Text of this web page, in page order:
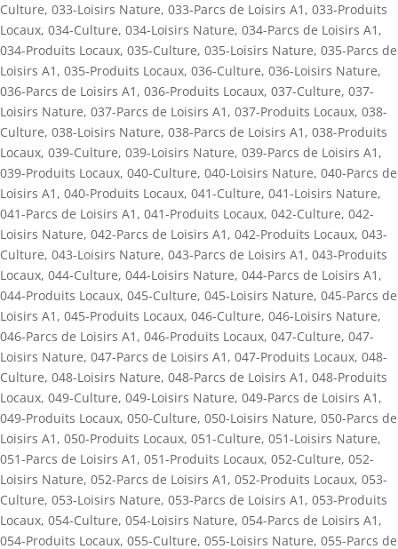
Culture, 033-Loisirs Nature, 033-Parcs de Loisirs A1 , 033-Produits
Locaux, 034-Culture, 034-Loisirs Nature, 034-Parcs de Loisirs A1 ,
034-Produits Locaux, 035-Culture, 035-Loisirs Nature, 035-Parcs de
Loisirs A1 , 035-Produits Locaux, 036-Culture, 036-Loisirs Nature,
036-Parcs de Loisirs A1 , 036-Produits Locaux, 037-Culture, 037-
Loisirs Nature, 037-Parcs de Loisirs A1 , 037-Produits Locaux, 038-
Culture, 038-Loisirs Nature, 038-Parcs de Loisirs A1 , 038-Produits
Locaux, 039-Culture, 039-Loisirs Nature, 039-Parcs de Loisirs A1 ,
039-Produits Locaux, 040-Culture, 040-Loisirs Nature, 040-Parcs de
Loisirs A1 , 040-Produits Locaux, 041-Culture, 041-Loisirs Nature,
041-Parcs de Loisirs A1 , 041-Produits Locaux, 042-Culture, 042-
Loisirs Nature, 042-Parcs de Loisirs A1 , 042-Produits Locaux, 043-
Culture, 043-Loisirs Nature, 043-Parcs de Loisirs A1 , 043-Produits
Locaux, 044-Culture, 044-Loisirs Nature, 044-Parcs de Loisirs A1 ,
044-Produits Locaux, 045-Culture, 045-Loisirs Nature, 045-Parcs de
Loisirs A1 , 045-Produits Locaux, 046-Culture, 046-Loisirs Nature,
046-Parcs de Loisirs A1 , 046-Produits Locaux, 047-Culture, 047-
Loisirs Nature, 047-Parcs de Loisirs A1 , 047-Produits Locaux, 048-
Culture, 048-Loisirs Nature, 048-Parcs de Loisirs A1 , 048-Produits
Locaux, 049-Culture, 049-Loisirs Nature, 049-Parcs de Loisirs A1 ,
049-Produits Locaux, 050-Culture, 050-Loisirs Nature, 050-Parcs de
Loisirs A1 , 050-Produits Locaux, 051-Culture, 051-Loisirs Nature,
051-Parcs de Loisirs A1 , 051-Produits Locaux, 052-Culture, 052-
Loisirs Nature, 052-Parcs de Loisirs A1 , 052-Produits Locaux, 053-
Culture, 053-Loisirs Nature, 053-Parcs de Loisirs A1 , 053-Produits
Locaux, 054-Culture, 054-Loisirs Nature, 054-Parcs de Loisirs A1 ,
054-Produits Locaux, 055-Culture, 055-Loisirs Nature, 055-Parcs de